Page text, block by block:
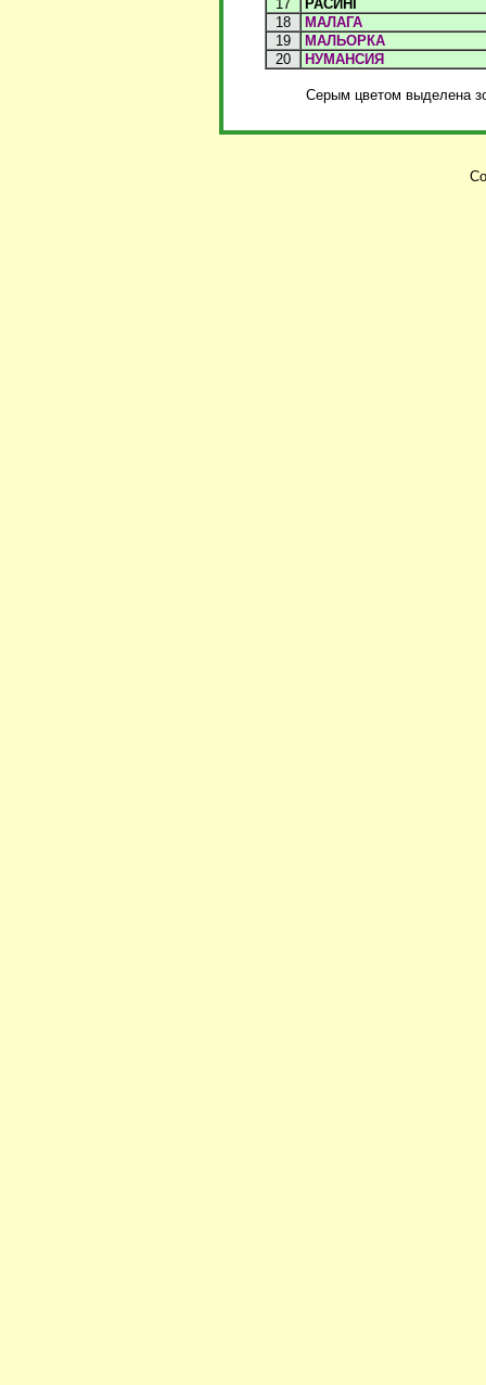
17
РАСИНГ
18
МАЛАГА
19
МАЛЬОРКА
20
НУМАНСИЯ
Серым цветом выделена